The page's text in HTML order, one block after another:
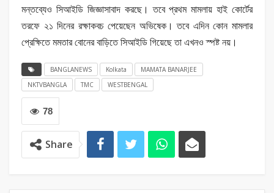
মন্তব্যেও সিআইডি জিজ্ঞাসাবাদ করছে। তবে প্রথম মামলায় হাই কোর্টের
তরফে ২১ দিনের রক্ষাকবচ পেয়েছেন অভিষেক। তবে এদিন কোন মামলার
প্রেক্ষিতে মমতার বোনের বাড়িতে সিআইডি গিয়েছে তা এখনও স্পষ্ট নয়। ‌
BANGLANEWS Kolkata
MAMATA BANARJEE
NKTVBANGLA
TMC WESTBENGAL
78
Share